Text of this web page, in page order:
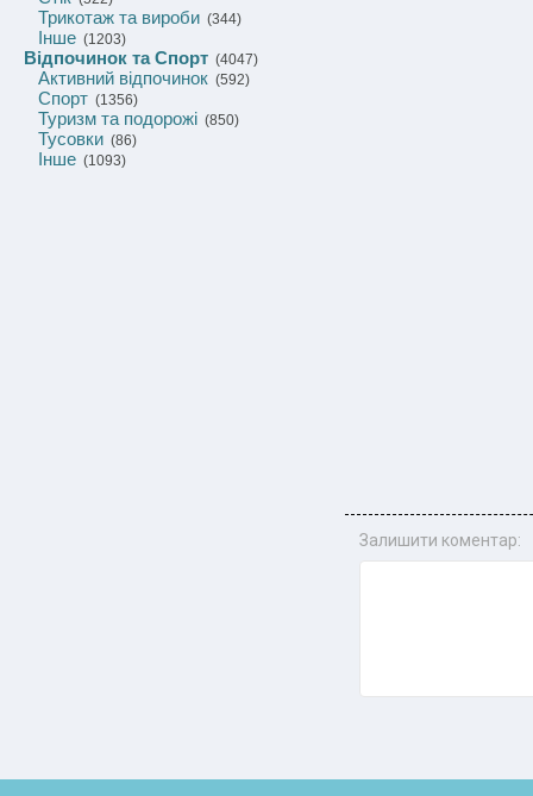
Трикотаж та вироби (344)
Інше (1203)
Відпочинок та Спорт (4047)
Активний відпочинок (592)
Спорт (1356)
Туризм та подорожі (850)
Тусовки (86)
Інше (1093)
Залишити коментар: